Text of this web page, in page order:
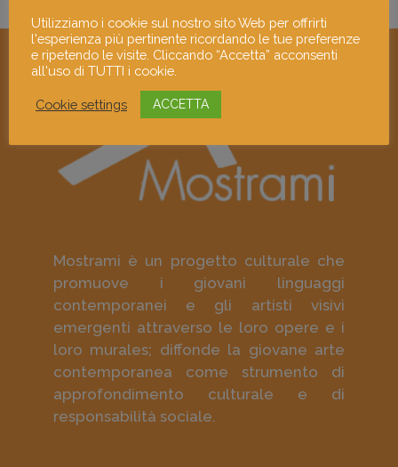
Mostrami è un progetto culturale che
promuove i giovani linguaggi
contemporanei e gli artisti visivi
emergenti attraverso le loro opere e i
loro murales; diffonde la giovane arte
contemporanea come strumento di
approfondimento culturale e di
responsabilità sociale.
Utilizziamo i cookie sul nostro sito Web per offrirti
l'esperienza più pertinente ricordando le tue preferenze
e ripetendo le visite. Cliccando “Accetta” acconsenti
all'uso di TUTTI i cookie.
Cookie settings ACCETTA